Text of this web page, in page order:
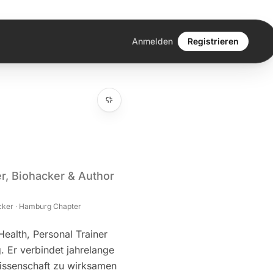
Anmelden Registrieren
Biohacker & Author
· Hamburg Chapter
Personal Trainer
Er verbindet jahrelange
zu wirksamen